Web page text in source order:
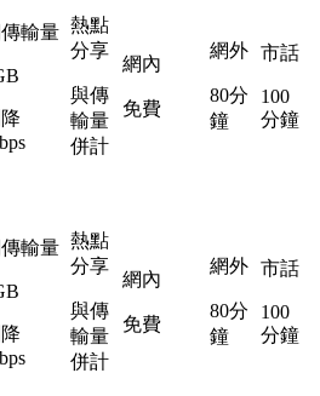
傳輸量 熱點
分享
與傳
輸量
併計
網內
免費
網外
80分
鐘
市話
100
分鐘
傳輸量 熱點
分享
與傳
輸量
併計
網內
免費
網外
80分
鐘
市話
100
分鐘